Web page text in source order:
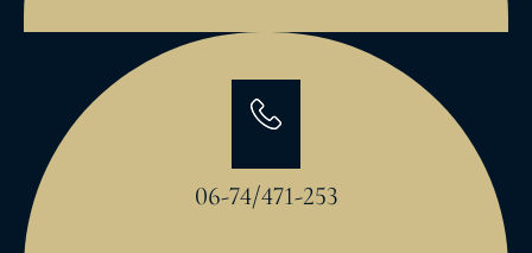
06-74/471-253